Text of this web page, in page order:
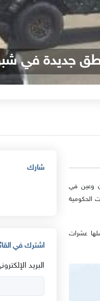
جديدة في
وعين في
الحكومية
تفصلها عشرات
شارك
اشترك في
البريد